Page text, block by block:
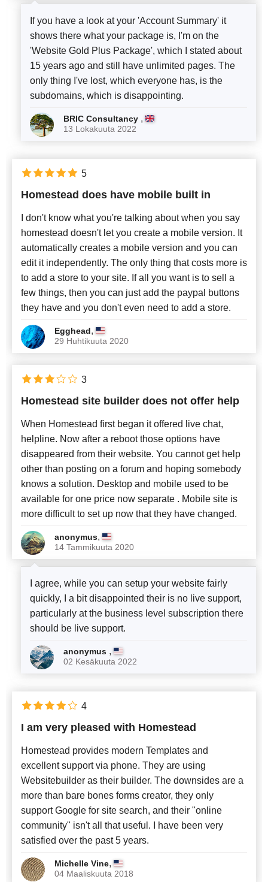
If you have a look at your 'Account Summary' it
shows there what your package is, I'm on the
'Website Gold Plus Package', which I stated about
15 years ago and still have unlimited pages. The
only thing I've lost, which everyone has, is the
subdomains, which is disappointing.
BRIC Consultancy ,
13 Lokakuuta 2022
Homestead does have mobile built in
I don't know what you're talking about when you say
homestead doesn't let you create a mobile version. It
automatically creates a mobile version and you can
edit it independently. The only thing that costs more is
to add a store to your site. If all you want is to sell a
few things, then you can just add the paypal buttons
they have and you don't even need to add a store.
Egghead,
29 Huhtikuuta 2020
5
Homestead site builder does not offer help
When Homestead first began it offered live chat,
helpline. Now after a reboot those options have
disappeared from their website. You cannot get help
other than posting on a forum and hoping somebody
knows a solution. Desktop and mobile used to be
available for one price now separate . Mobile site is
more difficult to set up now that they have changed.
anonymus,
14 Tammikuuta 2020
3
I agree, while you can setup your website fairly
quickly, I a bit disappointed their is no live support,
particularly at the business level subscription there
should be live support.
anonymus ,
02 Kesäkuuta 2022
I am very pleased with Homestead
Homestead provides modern Templates and
excellent support via phone. They are using
Websitebuilder as their builder. The downsides are a
more than bare bones forms creator, they only
support Google for site search, and their "online
community" isn't all that useful. I have been very
satisfied over the past 5 years.
Michelle Vine,
04 Maaliskuuta 2018
4